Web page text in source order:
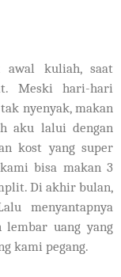
awal kuliah, saat
Meski hari-hari
nyenyak, makan
aku lalui dengan
kost yang super
bisa makan 3
Di akhir bulan,
menyantapnya
lembar uang yang
kami pegang.